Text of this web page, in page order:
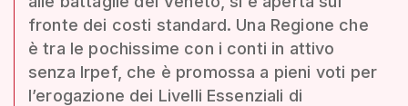
fronte dei costi standard. Una Regione che
è tra le pochissime con i conti in attivo
senza Irpef, che è promossa a pieni voti per
l’erogazione dei Livelli Essenziali di